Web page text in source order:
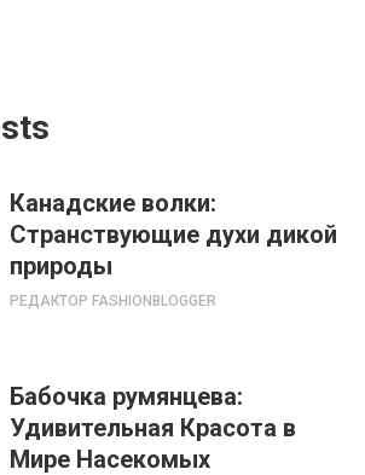
Канадские волки:
Странствующие духи дикой
природы
РЕДАКТОР FASHIONBLOGGER
Бабочка румянцева:
Удивительная Красота в
Мире Насекомых